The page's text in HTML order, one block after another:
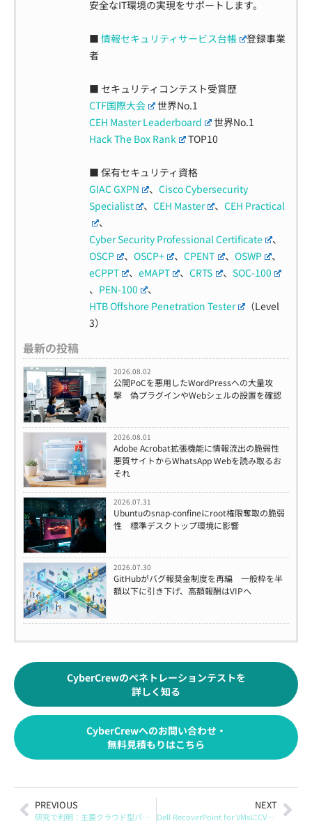
安全なIT環境の実現をサポートします。
■ 情報セキュリティサービス台帳
登録事業
者
■ セキュリティコンテスト受賞歴
CTF国際大会
世界No.1
CEH Master Leaderboard
世界No.1
Hack The Box Rank
TOP10
■ 保有セキュリティ資格
GIAC GXPN
、Cisco Cybersecurity
Specialist
、CEH Master 、CEH Practical
、
Cyber Security Professional Certificate
、
OSCP
、OSCP+ 、CPENT 、 OSWP
、
eCPPT
、eMAPT 、CRTS 、 SOC-100
、 PEN-100
、
HTB Offshore Penetration Tester
（Level
3）
最新の投稿
2026.08.02
公開PoCを悪用したWordPressへの大量攻
撃 偽プラグインやWebシェルの設置を確認
2026.08.01
Adobe Acrobat拡張機能に情報流出の脆弱性
悪質サイトからWhatsApp Webを読み取るお
それ
2026.07.31
Ubuntuのsnap-confineにroot権限奪取の脆弱
性 標準デスクトップ環境に影響
2026.07.30
GitHubがバグ報奨金制度を再編 一般枠を半
額以下に引き下げ、高額報酬はVIPへ
CyberCrewのペネトレーションテストを
詳しく知る
CyberCrewへのお問い合わせ・
無料見積もりはこちら
PREVIOUS
研究で判明：主要クラウド型パスワード管理に「復旧（リカバリ）」起点の攻撃25件、条件次第で金庫（Vault）侵害の可能性
NEXT
Dell RecoverPoint for VMsにCVSS 10.0のゼロデイ：固定資格情報の欠陥が悪用された可能性